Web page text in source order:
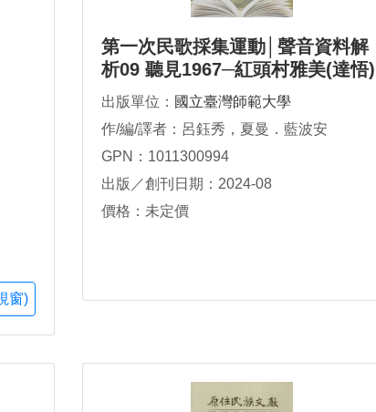
窗)
第一次民歌採集運動│聲音資料解
析09 聽見1967─紅頭村雅美(達悟)
族
出版單位： 國立臺灣師範大學
作/編/譯者：呂鈺秀，夏曼．藍波安
GPN：1011300994
出版／創刊日期：2024-08
價格：未定價